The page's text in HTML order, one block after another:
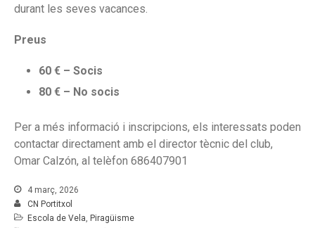
durant les seves vacances.
Preus
60 € – Socis
80 € – No socis
Per a més informació i inscripcions, els interessats poden
contactar directament amb el director tècnic del club,
Omar Calzón, al telèfon 686407901
4 març, 2026
CN Portitxol
Escola de Vela, Piragüisme